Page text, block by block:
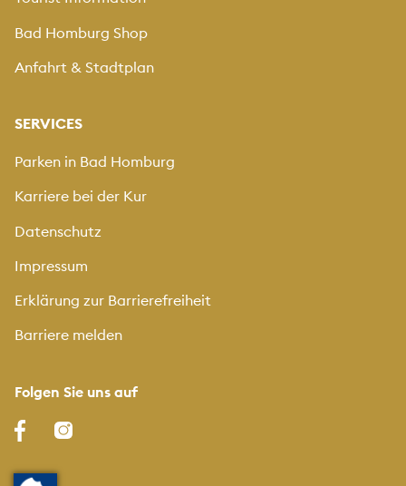
Bad Homburg Shop
Anfahrt & Stadtplan
SERVICES
Parken in Bad Homburg
Karriere bei der Kur
Datenschutz
Impressum
Erklärung zur Barrierefreiheit
Barriere melden
Folgen Sie uns auf